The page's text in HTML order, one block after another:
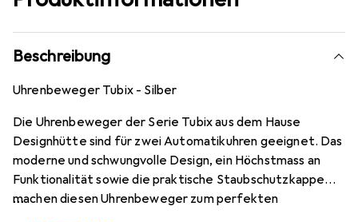
Beschreibung
Uhrenbeweger Tubix - Silber
Die Uhrenbeweger der Serie Tubix aus dem Hause
Designhütte sind für zwei Automatikuhren geeignet. Das
moderne und schwungvolle Design, ein Höchstmass an
Funktionalität sowie die praktische Staubschutzkappe
machen diesen Uhrenbeweger zum perfekten